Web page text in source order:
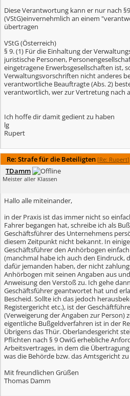
Diese Verantwortung kann er nur nach
(VStG)einvernehmlich an einem
übertragen
VStG (Österreich)
§ 9. (1) Für die Einhaltung der
juristische Personen,
eingetragene Erwerbsgesellschaften ist,
Verwaltungsvorschriften nicht anderes
verantwortliche Beauftragte (Abs. 2)
verantwortlich, wer zur Vertretung nach
Ich hoffe dir damit gedient zu haben
lg
Rupert
Re: Strafe für die Beteiligten [Re: Rupert]
TDamm
Meister aller Klassen
Hallo alle miteinander,
in der Praxis ist das immer nicht so
Fahrer begangen hat, schreibe ich als
Geschäftsführer des Unternehmens
diesem Zeitpunkt nicht bekannt. In
Geschäftsführer den Anhörbogen
(manchmal habe ich auch den Eindruck,
dafür jemanden haben, der nicht
Anhörbogen mit seinen Angaben aus
Anweisung den Verstoß zu. Ich gehe
Geschäftsführer geantwortet hat und
Bescheid. Sollte ich das jedoch
Registergericht etc.), ist der
(Verweigerung der Angaben zur Person)
eigentliche Bußgeldverfahren ist in der
Übrigens das Thür. Oberlandesgericht
Pflichten nach § 9 OwiG erhebliche
Arbeitsvertrages, in dem die
was die Behörde bzw. das Amtsgericht
Mit freundlichen Grüßen
Thomas Damm